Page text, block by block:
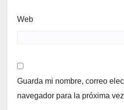
Web
Guarda mi nombre, correo
navegador para la próxima